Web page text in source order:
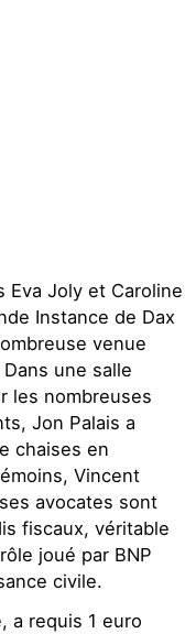
Eva Joly et Caroline
Instance de Dax
venue
une salle
les nombreuses
Jon Palais a
chaises en
Vincent
avocates sont
fiscaux, véritable
joué par BNP
civile.
a requis 1 euro